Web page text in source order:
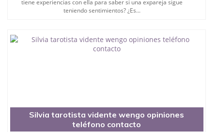
tiene experiencias con ella para saber si una expareja sigue
teniendo sentimientos? ¿Es...
Silvia tarotista vidente wengo opiniones
teléfono contacto